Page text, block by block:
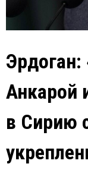
Анкарой
в Сирию